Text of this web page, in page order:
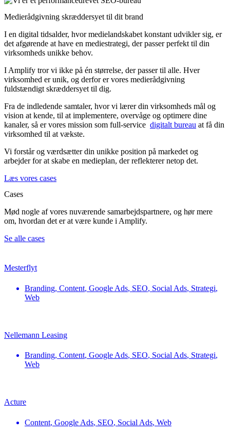
Medierådgivning skræddersyet til dit brand
I en digital tidsalder, hvor medielandskabet konstant udvikler sig, er
det afgørende at have en mediestrategi, der passer perfekt til din
virksomheds unikke behov.
I Amplify tror vi ikke på én størrelse, der passer til alle. Hver
virksomhed er unik, og derfor er vores medierådgivning
fuldstændigt skræddersyet til dig.
Fra de indledende samtaler, hvor vi lærer din virksomheds mål og
vision at kende, til at implementere, overvåge og optimere dine
kanaler, så er vores mission som full-service digitalt bureau at få din
virksomhed til at vækste.
Vi forstår og værdsætter din unikke position på markedet og
arbejder for at skabe en medieplan, der reflekterer netop det.
Læs vores cases
Cases
Mød nogle af vores nuværende samarbejdspartnere, og hør mere
om, hvordan det er at være kunde i Amplify.
Se alle cases
Mesterflyt
Branding, Content, Google Ads, SEO, Social Ads, Strategi,
Web
Nellemann Leasing
Branding, Content, Google Ads, SEO, Social Ads, Strategi,
Web
Acture
Content, Google Ads, SEO, Social Ads, Web